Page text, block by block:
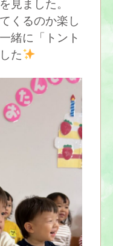
見ました。
くるのか楽し
緒に「トント
た